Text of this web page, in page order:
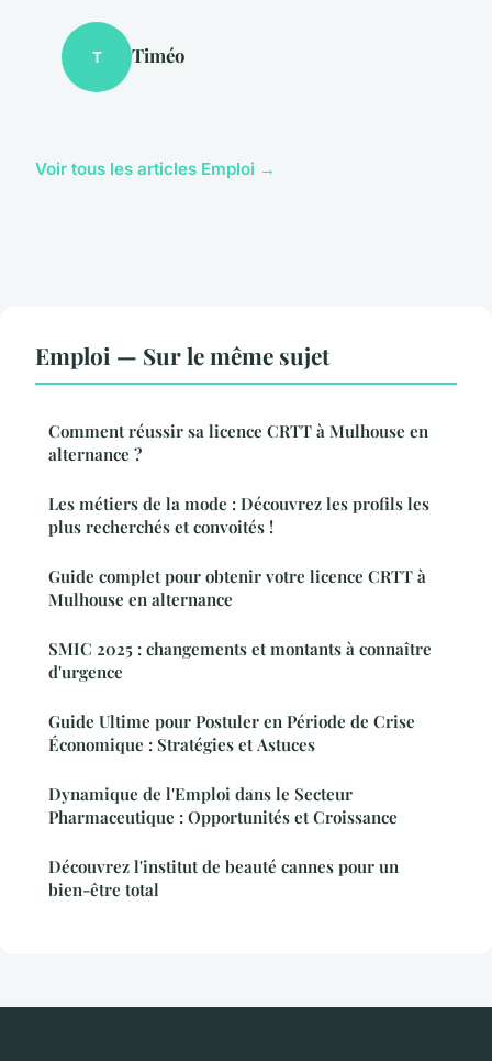
T Timéo
Voir tous les articles Emploi →
Emploi — Sur le même sujet
Comment réussir sa licence CRTT à Mulhouse en
alternance ?
Les métiers de la mode : Découvrez les profils les
plus recherchés et convoités !
Guide complet pour obtenir votre licence CRTT à
Mulhouse en alternance
SMIC 2025 : changements et montants à connaître
d'urgence
Guide Ultime pour Postuler en Période de Crise
Économique : Stratégies et Astuces
Dynamique de l'Emploi dans le Secteur
Pharmaceutique : Opportunités et Croissance
Découvrez l'institut de beauté cannes pour un
bien-être total